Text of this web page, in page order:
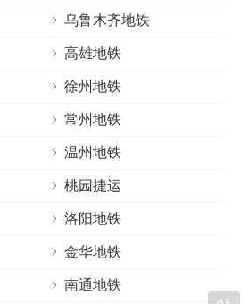
乌鲁木齐地铁
高雄地铁
徐州地铁
常州地铁
温州地铁
桃园捷运
洛阳地铁
金华地铁
南通地铁